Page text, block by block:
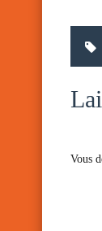
Vous